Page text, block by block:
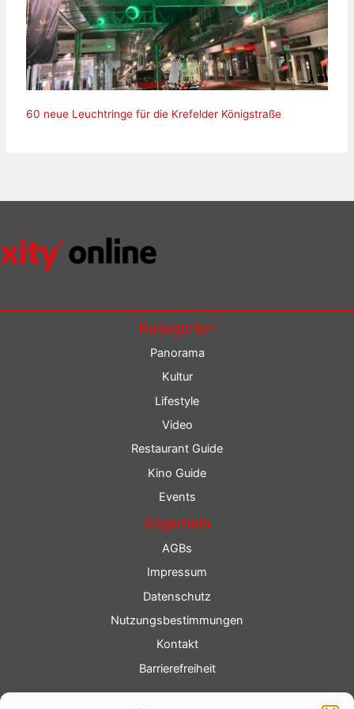
60 neue Leuchtringe für die Krefelder Königstraße
Kategorien
Panorama
Kultur
Lifestyle
Video
Restaurant Guide
Kino Guide
Events
Allgemein
AGBs
Impressum
Datenschutz
Nutzungsbestimmungen
Kontakt
Barrierefreiheit